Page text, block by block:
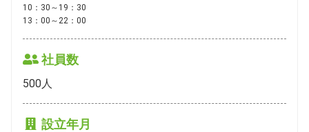
10：30～19：30
13：00～22：00
社員数
500人
設立年月